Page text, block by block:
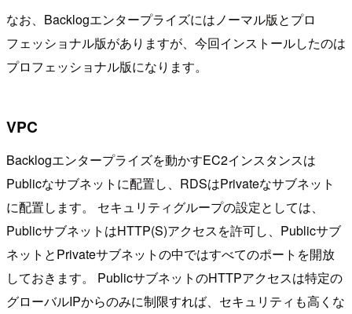
なお、Backlogエンタープライズにはノーマル版とプロ
フェッショナル版がありますが、今回インストールしたのは
プロフェッショナル版になります。
VPC
Backlogエンタープライズを動かすEC2インスタンスは
Publicなサブネットに配置し、RDSはPrivateなサブネット
に配置します。 セキュリティグループの設定としては、
PublicサブネットはHTTP(S)アクセスを許可し、Publicサブ
ネットとPrivateサブネットの中ではすべてのポートを開放
しておきます。 PublicサブネットのHTTPアクセスは特定の
グローバルIPからのみに制限すれば、セキュリティも高くな